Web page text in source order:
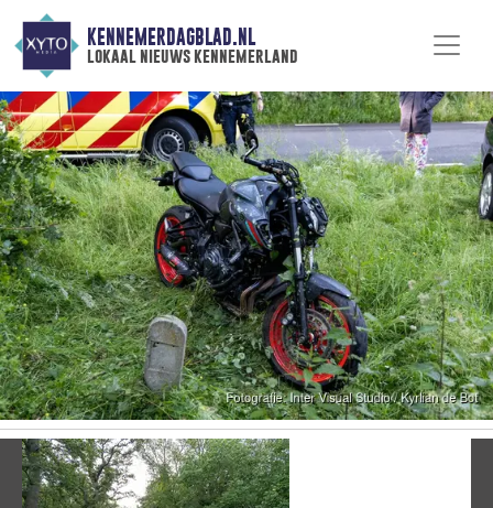
KENNEMERDAGBLAD.NL
lokaal nieuws kennemerland